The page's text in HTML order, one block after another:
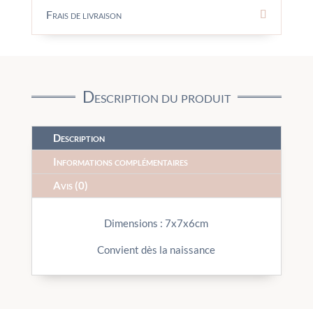
Frais de livraison
Description du produit
Description
Informations complémentaires
Avis (0)
Dimensions : 7x7x6cm
Convient dès la naissance